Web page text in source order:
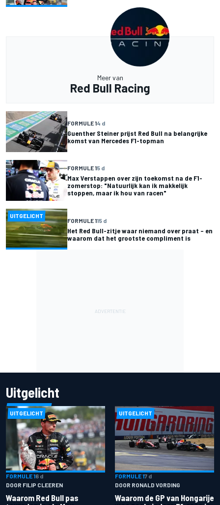
Meer van
Red Bull Racing
FORMULE 14 d
Guenther Steiner prijst Red Bull na belangrijke
komst van Mercedes F1-topman
FORMULE 15 d
Max Verstappen over zijn toekomst na de F1-
zomerstop: "Natuurlijk kan ik makkelijk
stoppen, maar ik hou van racen"
UITGELICHT
FORMULE 115 d
Het Red Bull-zitje waar niemand over praat – en
waarom dat het grootste compliment is
Uitgelicht
UITGELICHT
FORMULE 16 d
DOOR FILIP CLEEREN
Waarom Red Bull pas
UITGELICHT
FORMULE 17 d
DOOR RONALD VORDING
Waarom de GP van Hongarije